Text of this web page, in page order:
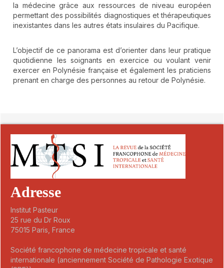
la médecine grâce aux ressources de niveau européen
permettant des possibilités diagnostiques et thérapeutiques
inexistantes dans les autres états insulaires du Pacifique.
L’objectif de ce panorama est d’orienter dans leur pratique
quotidienne les soignants en exercice ou voulant venir
exercer en Polynésie française et également les praticiens
prenant en charge des personnes au retour de Polynésie.
Adresse
Institut Pasteur
25 rue du Dr Roux
75015 Paris, France
Société francophone de médecine tropicale et santé
internationale (anciennement Société de Pathologie Exotique